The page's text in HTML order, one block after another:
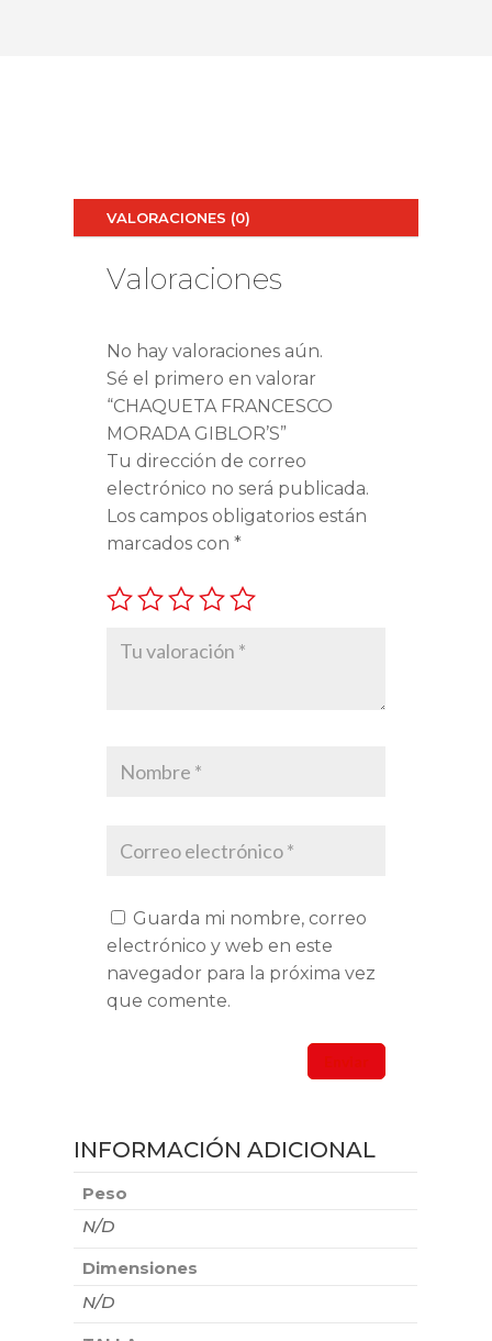
VALORACIONES (0)
Valoraciones
No hay valoraciones aún.
Sé el primero en valorar
“CHAQUETA FRANCESCO
MORADA GIBLOR’S”
Tu dirección de correo
electrónico no será publicada.
Los campos obligatorios están
marcados con*
Guarda mi nombre, correo
electrónico y web en este
navegador para la próxima vez
que comente.
INFORMACIÓN ADICIONAL
Peso
N/D
Dimensiones
N/D